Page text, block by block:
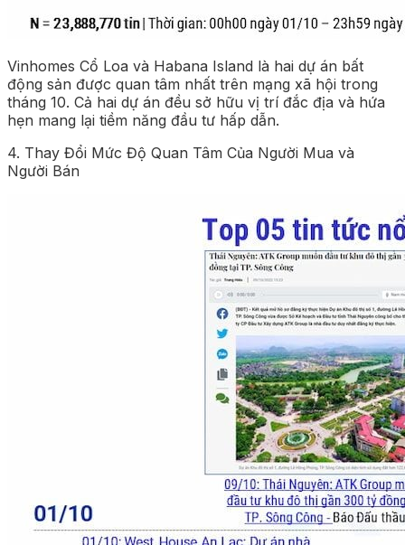
Vinhomes Cổ Loa và Habana Island là hai dự án bất
động sản được quan tâm nhất trên mạng xã hội trong
tháng 10. Cả hai dự án đều sở hữu vị trí đắc địa và hứa
hẹn mang lại tiềm năng đầu tư hấp dẫn.
4. Thay Đổi Mức Độ Quan Tâm Của Người Mua và
Người Bán